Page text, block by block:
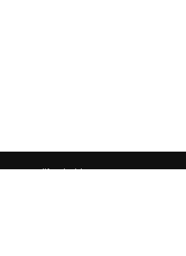
Uplifted with